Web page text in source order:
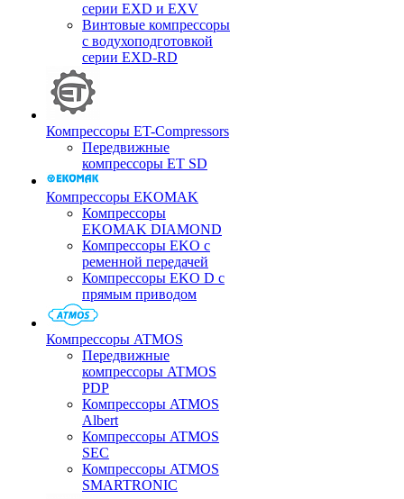
серии EXD и EXV
Винтовые компрессоры
с водухоподготовкой
серии EXD-RD
Компрессоры ET-Compressors
Передвижные
компрессоры ET SD
Компрессоры EKOMAK
Компрессоры
EKOMAK DIAMOND
Компрессоры EKO c
ременной передачей
Компрессоры EKO D с
прямым приводом
Компрессоры ATMOS
Передвижные
компрессоры ATMOS
PDP
Компрессоры ATMOS
Albert
Компрессоры ATMOS
SEC
Компрессоры ATMOS
SMARTRONIC